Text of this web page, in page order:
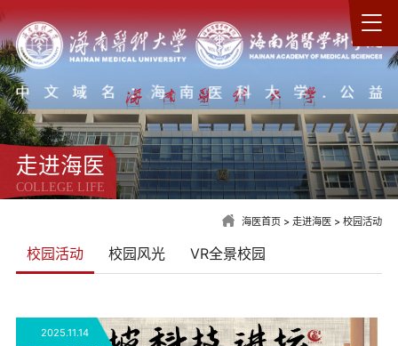
走进海医
COLLEGE LIFE
海医首页 >走进海医 >校园活动
校园活动 校园风光 VR全景校园
2025.11.14